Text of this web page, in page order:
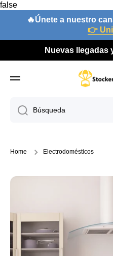
false
Ir directamente al
🔥Únete a nuestro
👉
Nuevas llegadas
Búsqueda
Home Electrodomésticos